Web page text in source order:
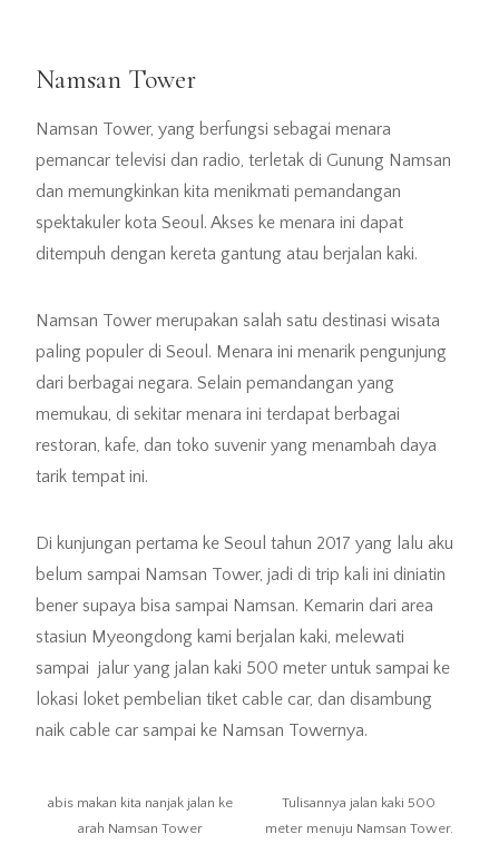
Namsan Tower
Namsan Tower, yang berfungsi sebagai menara
pemancar televisi dan radio, terletak di Gunung Namsan
dan memungkinkan kita menikmati pemandangan
spektakuler kota Seoul. Akses ke menara ini dapat
ditempuh dengan kereta gantung atau berjalan kaki.
Namsan Tower merupakan salah satu destinasi wisata
paling populer di Seoul. Menara ini menarik pengunjung
dari berbagai negara. Selain pemandangan yang
memukau, di sekitar menara ini terdapat berbagai
restoran, kafe, dan toko suvenir yang menambah daya
tarik tempat ini.
Di kunjungan pertama ke Seoul tahun 2017 yang lalu aku
belum sampai Namsan Tower, jadi di trip kali ini diniatin
bener supaya bisa sampai Namsan. Kemarin dari area
stasiun Myeongdong kami berjalan kaki, melewati
sampai jalur yang jalan kaki 500 meter untuk sampai ke
lokasi loket pembelian tiket cable car, dan disambung
naik cable car sampai ke Namsan Towernya.
abis makan kita nanjak jalan ke
arah Namsan Tower
Tulisannya jalan kaki 500
meter menuju Namsan Tower.